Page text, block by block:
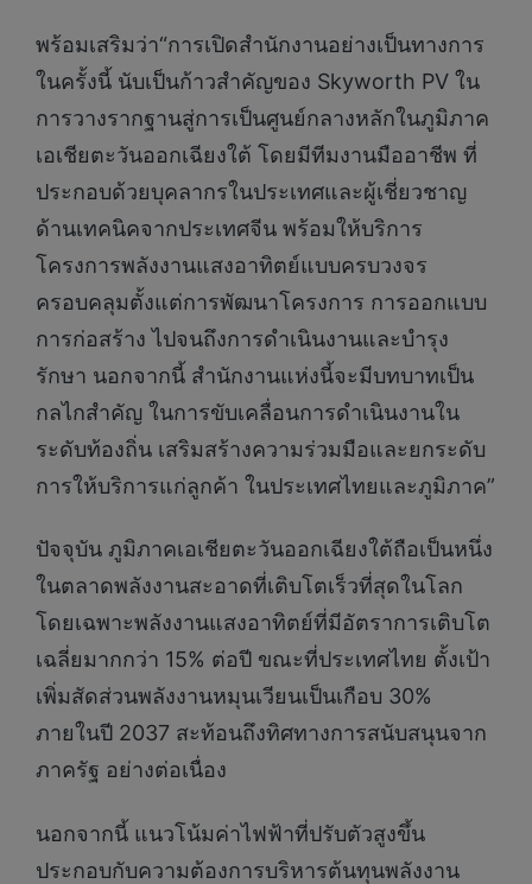
พร้อมเสริมว่า“การเปิดสำนักงานอย่างเป็นทางการ
ในครั้งนี้ นับเป็นก้าวสำคัญของ Skyworth PV ใน
การวางรากฐานสู่การเป็นศูนย์กลางหลักในภูมิภาค
เอเชียตะวันออกเฉียงใต้ โดยมีทีมงานมืออาชีพ ที่
ประกอบด้วยบุคลากรในประเทศและผู้เชี่ยวชาญ
ด้านเทคนิคจากประเทศจีน พร้อมให้บริการ
โครงการพลังงานแสงอาทิตย์แบบครบวงจร
ครอบคลุมตั้งแต่การพัฒนาโครงการ การออกแบบ
การก่อสร้าง ไปจนถึงการดำเนินงานและบำรุง
รักษา นอกจากนี้ สำนักงานแห่งนี้จะมีบทบาทเป็น
กลไกสำคัญ ในการขับเคลื่อนการดำเนินงานใน
ระดับท้องถิ่น เสริมสร้างความร่วมมือและยกระดับ
การให้บริการแก่ลูกค้า ในประเทศไทยและภูมิภาค”
ปัจจุบัน ภูมิภาคเอเชียตะวันออกเฉียงใต้ถือเป็นหนึ่ง
ในตลาดพลังงานสะอาดที่เติบโตเร็วที่สุดในโลก
โดยเฉพาะพลังงานแสงอาทิตย์ที่มีอัตราการเติบโต
เฉลี่ยมากกว่า 15% ต่อปี ขณะที่ประเทศไทย ตั้งเป้า
เพิ่มสัดส่วนพลังงานหมุนเวียนเป็นเกือบ 30%
ภายในปี 2037 สะท้อนถึงทิศทางการสนับสนุนจาก
ภาครัฐ อย่างต่อเนื่อง
นอกจากนี้ แนวโน้มค่าไฟฟ้าที่ปรับตัวสูงขึ้น
ประกอบกับความต้องการบริหารต้นทุนพลังงาน